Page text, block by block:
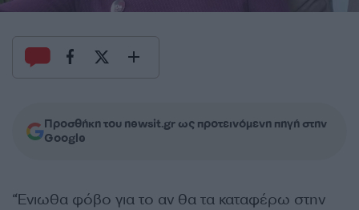
Προσθήκη του newsit.gr ως προτεινόμενη πηγή στην
Google
“Ένιωθα φόβο για το αν θα τα καταφέρω στην